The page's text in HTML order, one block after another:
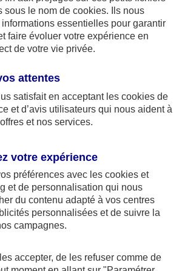
d’années, les réformes mises
l’âge effectif de départ à la
sur les bornes d’âges, la durée
la mise en place de malus. En
en retraite et l’âge effectif de
Le premier est le droit, le second
Conseil d’Orientation des Retraite
de départ effectif à la retraite
progressivement chaque année
tard ou qui ont eu des
sous le nom de cookies. Ils nous
essentielles pour garantir
faire évoluer votre expérience en
de votre vie privée.
attentes
satisfait en acceptant les cookies de
et d’avis utilisateurs qui nous aident à
et nos services.
votre expérience
préférences avec les cookies et
et de personnalisation qui nous
du contenu adapté à vos centres
personnalisées et de suivre la
campagnes.
accepter, de les refuser comme de